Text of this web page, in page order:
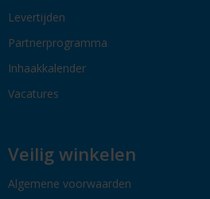
Levertijden
Partnerprogramma
Inhaakkalender
Vacatures
Veilig winkelen
Algemene voorwaarden